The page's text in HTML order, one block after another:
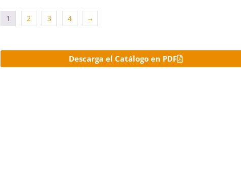
1 2 3 4 →
Descarga el Catálogo en PDF